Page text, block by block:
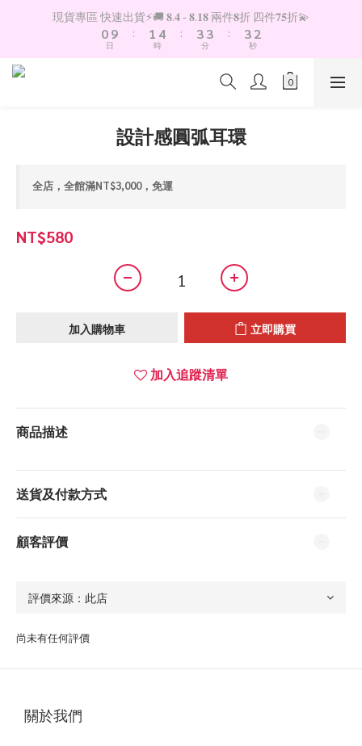
現貨專區 快速出貨⚡️🚚 𝟖.𝟒 - 𝟖.𝟏𝟖 兩件𝟖折 四件𝟕𝟓折💫
1
09
8
3
0
日
:
2
1
0
5
4
3
時
:
4
3
2
4
3
2
分
:
4
3
2
0
3
2
1
秒
設計感圓弧耳環
全店，全館滿NT$3,000，免運
NT$580
加入購物車 立即購買
加入追蹤清單
商品描述
送貨及付款方式
顧客評價
尚未有任何評價
關於我們